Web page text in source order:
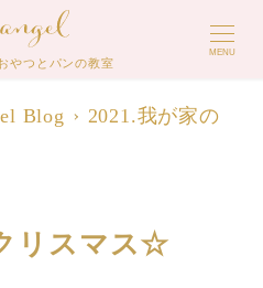
やつとパンの教室
MENU
Blog
2021.我が家の
リスマス☆